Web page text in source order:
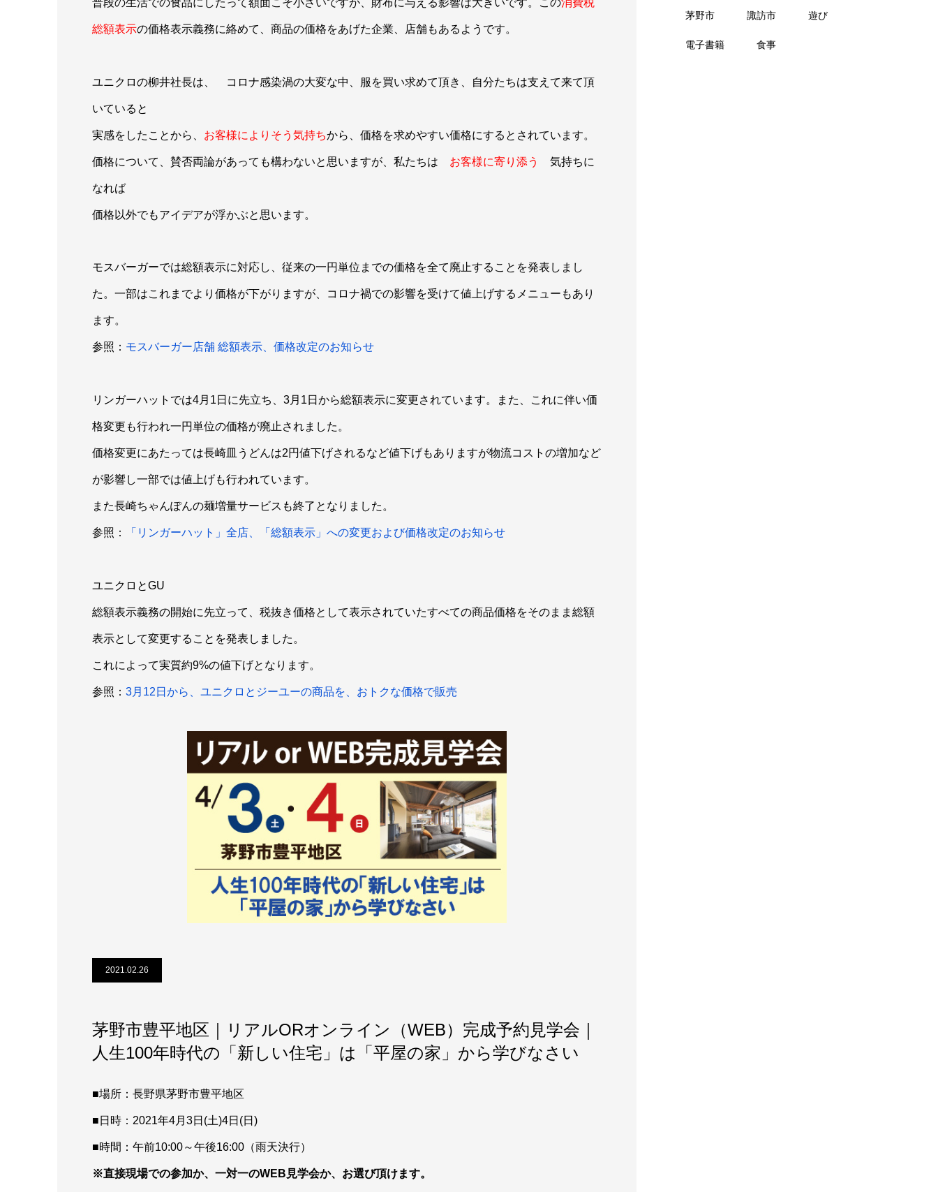
普段の生活での食品にしたって額面こそ小さいですが、財布に与える影響は大きいです。この消費税
総額表示の価格表示義務に絡めて、商品の価格をあげた企業、店舗もあるようです。
ユニクロの柳井社長は、 コロナ感染渦の大変な中、服を買い求めて頂き、自分たちは支えて来て頂
いていると
実感をしたことから、 お客様によりそう気持ちから、価格を求めやすい価格にするとされています。
価格について、賛否両論があっても構わないと思いますが、私たちは お客様に寄り添う 気持ちに
なれば
価格以外でもアイデアが浮かぶと思います。
モスバーガーでは総額表示に対応し、従来の一円単位までの価格を全て廃止することを発表しまし
た。一部はこれまでより価格が下がりますが、コロナ禍での影響を受けて値上げするメニューもあり
ます。
参照： モスバーガー店舗 総額表示、価格改定のお知らせ
リンガーハットでは4月1日に先立ち、3月1日から総額表示に変更されています。また、これに伴い価
格変更も行われ一円単位の価格が廃止されました。
価格変更にあたっては長崎皿うどんは2円値下げされるなど値下げもありますが物流コストの増加など
が影響し一部では値上げも行われています。
また長崎ちゃんぽんの麺増量サービスも終了となりました。
参照： 「リンガーハット」全店、「総額表示」への変更および価格改定のお知らせ
ユニクロとGU
総額表示義務の開始に先立って、税抜き価格として表示されていたすべての商品価格をそのまま総額
表示として変更することを発表しました。
これによって実質約9%の値下げとなります。
参照： 3月12日から、ユニクロとジーユーの商品を、おトクな価格で販売
2021.02.26
茅野市豊平地区｜リアルORオンライン（WEB）完成予約見学会｜
人生100年時代の「新しい住宅」は「平屋の家」から学びなさい
■場所：長野県茅野市豊平地区
■日時：2021年4月3日(土)4日(日)
■時間：午前10:00～午後16:00（雨天決行）
※直接現場での参加か、一対一のWEB見学会か、お選び頂けます。
茅野市 諏訪市 遊び
電子書籍 食事